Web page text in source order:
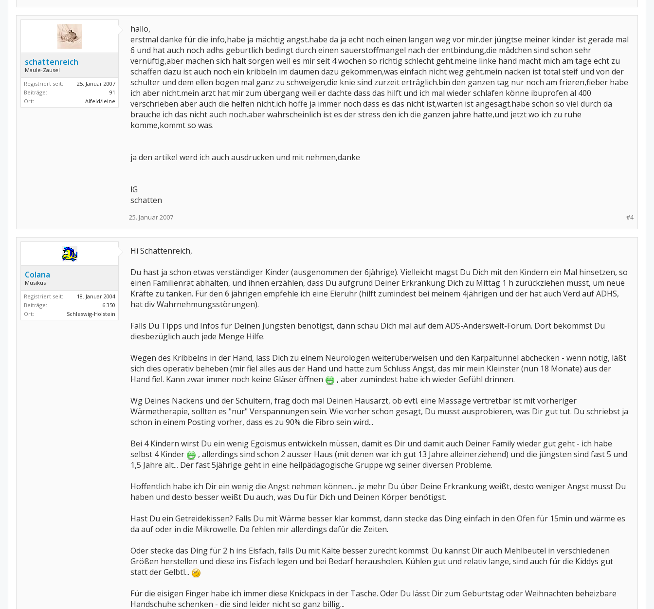
schattenreich
Maule-Zausel
Registriert seit:
25. Januar 2007
Beiträge:
91
Ort:
Alfeld/leine
hallo,
erstmal danke für die info,habe ja mächtig angst.habe da ja echt noch einen langen weg vor mir.der jüngtse meiner kinder ist gerade mal
6 und hat auch noch adhs geburtlich bedingt durch einen sauerstoffmangel nach der entbindung,die mädchen sind schon sehr
vernüftig,aber machen sich halt sorgen weil es mir seit 4 wochen so richtig schlecht geht.meine linke hand macht mich am tage echt zu
schaffen dazu ist auch noch ein kribbeln im daumen dazu gekommen,was einfach nicht weg geht.mein nacken ist total steif und von der
schulter und dem ellen bogen mal ganz zu schweigen,die knie sind zurzeit erträglich.bin den ganzen tag nur noch am frieren,fieber habe
ich aber nicht.mein arzt hat mir zum übergang weil er dachte dass das hilft und ich mal wieder schlafen könne ibuprofen al 400
verschrieben aber auch die helfen nicht.ich hoffe ja immer noch dass es das nicht ist,warten ist angesagt.habe schon so viel durch da
brauche ich das nicht auch noch.aber wahrscheinlich ist es der stress den ich die ganzen jahre hatte,und jetzt wo ich zu ruhe
komme,kommt so was.
ja den artikel werd ich auch ausdrucken und mit nehmen,danke
lG
schatten
#4
25. Januar 2007
Colana
Musikus
Registriert seit:
18. Januar 2004
Beiträge:
6.350
Ort:
Schleswig-Holstein
Hi Schattenreich,
Du hast ja schon etwas verständiger Kinder (ausgenommen der 6jährige). Vielleicht magst Du Dich mit den Kindern ein Mal hinsetzen, so
einen Familienrat abhalten, und ihnen erzählen, dass Du aufgrund Deiner Erkrankung Dich zu Mittag 1 h zurückziehen musst, um neue
Kräfte zu tanken. Für den 6 jährigen empfehle ich eine Eieruhr (hilft zumindest bei meinem 4jährigen und der hat auch Verd auf ADHS,
hat div Wahrnehmungsstörungen).
Falls Du Tipps und Infos für Deinen Jüngsten benötigst, dann schau Dich mal auf dem ADS-Anderswelt-Forum. Dort bekommst Du
diesbezüglich auch jede Menge Hilfe.
Wegen des Kribbelns in der Hand, lass Dich zu einem Neurologen weiterüberweisen und den Karpaltunnel abchecken - wenn nötig, läßt
sich dies operativ beheben (mir fiel alles aus der Hand und hatte zum Schluss Angst, das mir mein Kleinster (nun 18 Monate) aus der
Hand fiel. Kann zwar immer noch keine Gläser öffnen
, aber zumindest habe ich wieder Gefühl drinnen.
Wg Deines Nackens und der Schultern, frag doch mal Deinen Hausarzt, ob evtl. eine Massage vertretbar ist mit vorheriger
Wärmetherapie, sollten es "nur" Verspannungen sein. Wie vorher schon gesagt, Du musst ausprobieren, was Dir gut tut. Du schriebst ja
schon in einem Posting vorher, dass es zu 90% die Fibro sein wird...
Bei 4 Kindern wirst Du ein wenig Egoismus entwickeln müssen, damit es Dir und damit auch Deiner Family wieder gut geht - ich habe
selbst 4 Kinder
, allerdings sind schon 2 ausser Haus (mit denen war ich gut 13 Jahre alleinerziehend) und die jüngsten sind fast 5 und
1,5 Jahre alt... Der fast 5jährige geht in eine heilpädagogische Gruppe wg seiner diversen Probleme.
Hoffentlich habe ich Dir ein wenig die Angst nehmen können... je mehr Du über Deine Erkrankung weißt, desto weniger Angst musst Du
haben und desto besser weißt Du auch, was Du für Dich und Deinen Körper benötigst.
Hast Du ein Getreidekissen? Falls Du mit Wärme besser klar kommst, dann stecke das Ding einfach in den Ofen für 15min und wärme es
da auf oder in die Mikrowelle. Da fehlen mir allerdings dafür die Zeiten.
Oder stecke das Ding für 2 h ins Eisfach, falls Du mit Kälte besser zurecht kommst. Du kannst Dir auch Mehlbeutel in verschiedenen
Größen herstellen und diese ins Eisfach legen und bei Bedarf herausholen. Kühlen gut und relativ lange, sind auch für die Kiddys gut
statt der Gelbtl...
Für die eisigen Finger habe ich immer diese Knickpacs in der Tasche. Oder Du lässt Dir zum Geburtstag oder Weihnachten beheizbare
Handschuhe schenken - die sind leider nicht so ganz billig...